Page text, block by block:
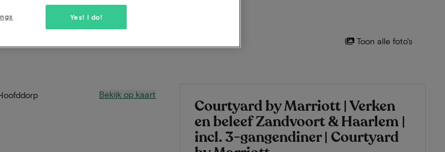
Toon alle foto's
Courtyard by Marriott | Verken
en beleef Zandvoort & Haarlem |
incl. 3-gangendiner | Courtyard
Bekijk op kaart
Yes! I do!